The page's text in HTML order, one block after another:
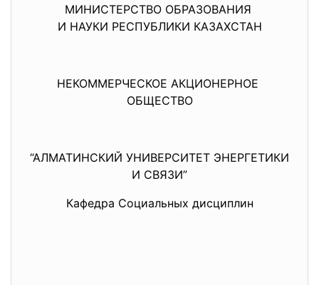
МИНИСТЕРСТВО ОБРАЗОВАНИЯ
И НАУКИ РЕСПУБЛИКИ КАЗАХСТАН
НЕКОММЕРЧЕСКОЕ АКЦИОНЕРНОЕ
ОБЩЕСТВО
“АЛМАТИНСКИЙ УНИВЕРСИТЕТ ЭНЕРГЕТИКИ
И СВЯЗИ”
Кафедра Социальных дисциплин